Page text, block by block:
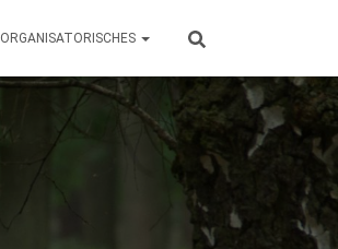
ORGANISATORISCHES